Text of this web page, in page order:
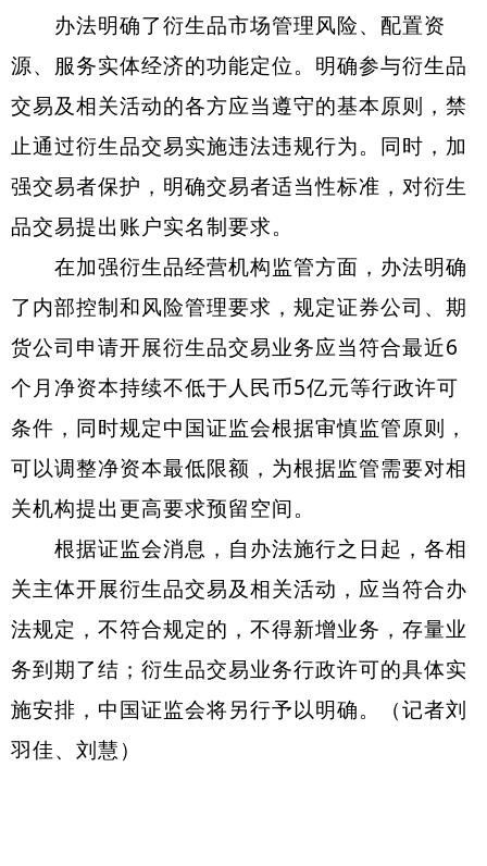
办法明确了衍生品市场管理风险、配置资
源、服务实体经济的功能定位。明确参与衍生品
交易及相关活动的各方应当遵守的基本原则，禁
止通过衍生品交易实施违法违规行为。同时，加
强交易者保护，明确交易者适当性标准，对衍生
品交易提出账户实名制要求。
在加强衍生品经营机构监管方面，办法明确
了内部控制和风险管理要求，规定证券公司、期
货公司申请开展衍生品交易业务应当符合最近6
个月净资本持续不低于人民币5亿元等行政许可
条件，同时规定中国证监会根据审慎监管原则，
可以调整净资本最低限额，为根据监管需要对相
关机构提出更高要求预留空间。
根据证监会消息，自办法施行之日起，各相
关主体开展衍生品交易及相关活动，应当符合办
法规定，不符合规定的，不得新增业务，存量业
务到期了结；衍生品交易业务行政许可的具体实
施安排，中国证监会将另行予以明确。（记者刘
羽佳、刘慧）